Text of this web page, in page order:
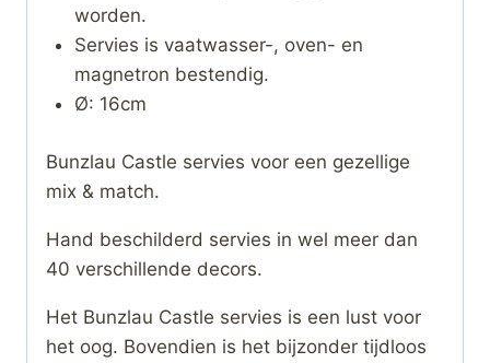
worden.
Servies is vaatwasser-, oven- en
magnetron bestendig.
Ø: 16cm
Bunzlau Castle servies voor een gezellige
mix & match.
Hand beschilderd servies in wel meer dan
40 verschillende decors.
Het Bunzlau Castle servies is een lust voor
het oog. Bovendien is het bijzonder tijdloos